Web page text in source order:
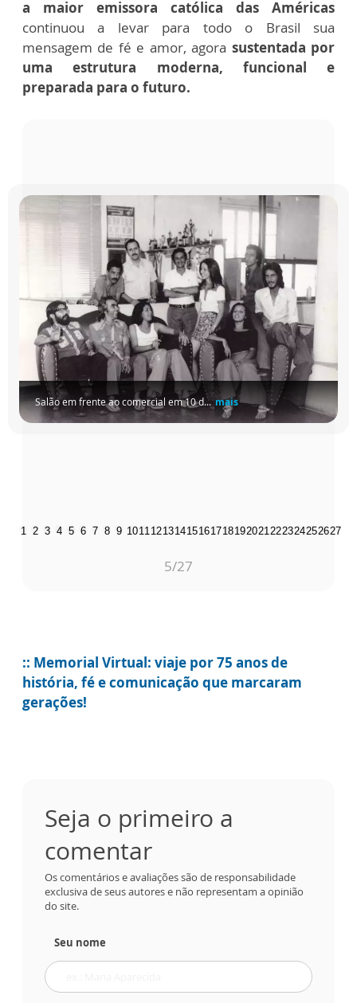
a maior emissora católica das Américas
continuou a levar para todo o Brasil sua
mensagem de fé e amor, agora sustentada por
uma estrutura moderna, funcional e
preparada para o futuro.
Salão em frente ao comercial em 10 d... mais
1 2 3 4 5 6 7 8 9 1011 12131415161718192021 222324252627
5/27
:: Memorial Virtual: viaje por 75 anos de
história, fé e comunicação que marcaram
gerações!
Seja o primeiro a
comentar
Os comentários e avaliações são de responsabilidade
exclusiva de seus autores e não representam a opinião
do site.
Seu nome